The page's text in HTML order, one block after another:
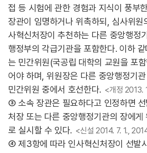
접 등 시험에 관한 경험과 지식이 풍부
장관이 임명하거나 위촉하되, 심사위원
사혁신처장이 추천하는 다른 중앙행정
행정부의 각급기관을 포함한다. 이하
는 민간위원(국공립 대학의 교원을 포
어야 하며, 위원장은 다른 중앙행정기
민간위원 중에서 호선한다. <개정 2013.
③ 소속 장관은 필요하다고 인정하면
처장 또는 다른 중앙행정기관의 장에게
로 실시할 수 있다. <신설 2014. 7. 1.,
④ 제3항에 따라 인사혁신처장이 선발